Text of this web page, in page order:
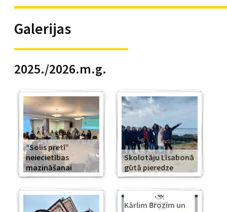
Galerijas
2025./2026.m.g.
“Solis pretī”
neiecietības
mazināšanai
Skolotāju Lisabonā
gūtā pieredze
Kārlim Brozim un